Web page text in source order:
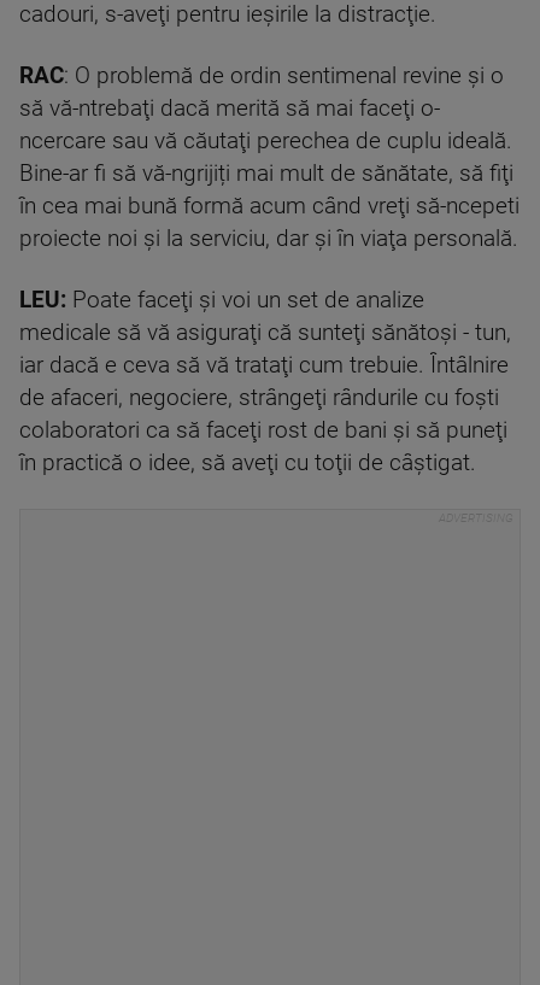
cadouri, s-aveţi pentru ieşirile la distracţie.
RAC: O problemă de ordin sentimenal revine şi o
să vă-ntrebaţi dacă merită să mai faceţi o-
ncercare sau vă căutaţi perechea de cuplu ideală.
Bine-ar fi să vă-ngrijiți mai mult de sănătate, să fiţi
în cea mai bună formă acum când vreţi să-ncepeti
proiecte noi şi la serviciu, dar şi în viaţa personală.
LEU: Poate faceţi şi voi un set de analize
medicale să vă asiguraţi că sunteţi sănătoşi - tun,
iar dacă e ceva să vă trataţi cum trebuie. Întâlnire
de afaceri, negociere, strângeţi rândurile cu foşti
colaboratori ca să faceţi rost de bani şi să puneţi
în practică o idee, să aveţi cu toţii de câştigat.